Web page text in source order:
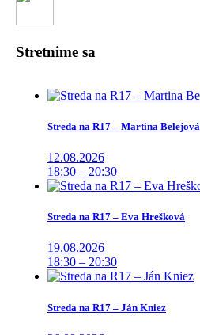
Stretnime sa
Streda na R17 – Martina Belejová
12.08.2026
18:30 – 20:30
Streda na R17 – Eva Hrešková
19.08.2026
18:30 – 20:30
Streda na R17 – Ján Kniez